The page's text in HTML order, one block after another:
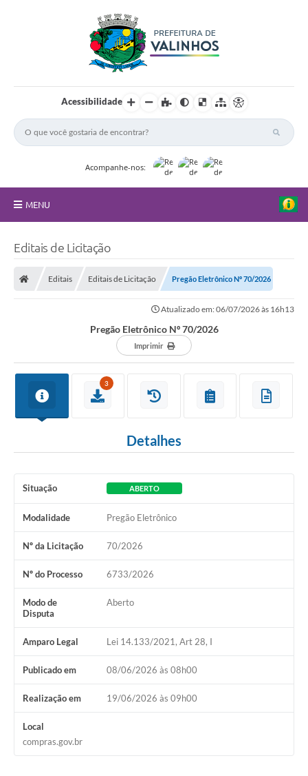
Acessibilidade
Acompanhe-nos:
MENU
Transparência
Notícias
Procuradoria do Município de Valinhos
Vagas de emprego no PAT Valinhos
Contratos
Galeria de Fotos
Obras
Galeria de Vídeos
Conselhos Municipais
Editais de Licitação
Editais Editais de Licitação Pregão Eletrônico Nº 70/2026
Atualizado em: 06/07/2026 às 16h13
Pregão Eletrônico Nº 70/2026
Imprimir
3
Detalhes
Situação ABERTO
Modalidade Pregão Eletrônico
Nº da Licitação 70/2026
Nº do Processo 6733/2026
Modo de
Disputa
Aberto
Amparo Legal Lei 14.133/2021, Art 28, I
Publicado em 08/06/2026 às 08h00
Realização em 19/06/2026 às 09h00
Local
compras.gov.br